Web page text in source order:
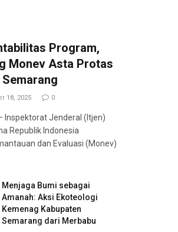
Program,
Monev Asta Protas
18, 2025 0
Inspektorat Jenderal (Itjen)
Republik Indonesia
dan Evaluasi (Monev)
Menjaga Bumi sebagai
Amanah: Aksi Ekoteologi
Kemenag Kabupaten
Semarang dari Merbabu